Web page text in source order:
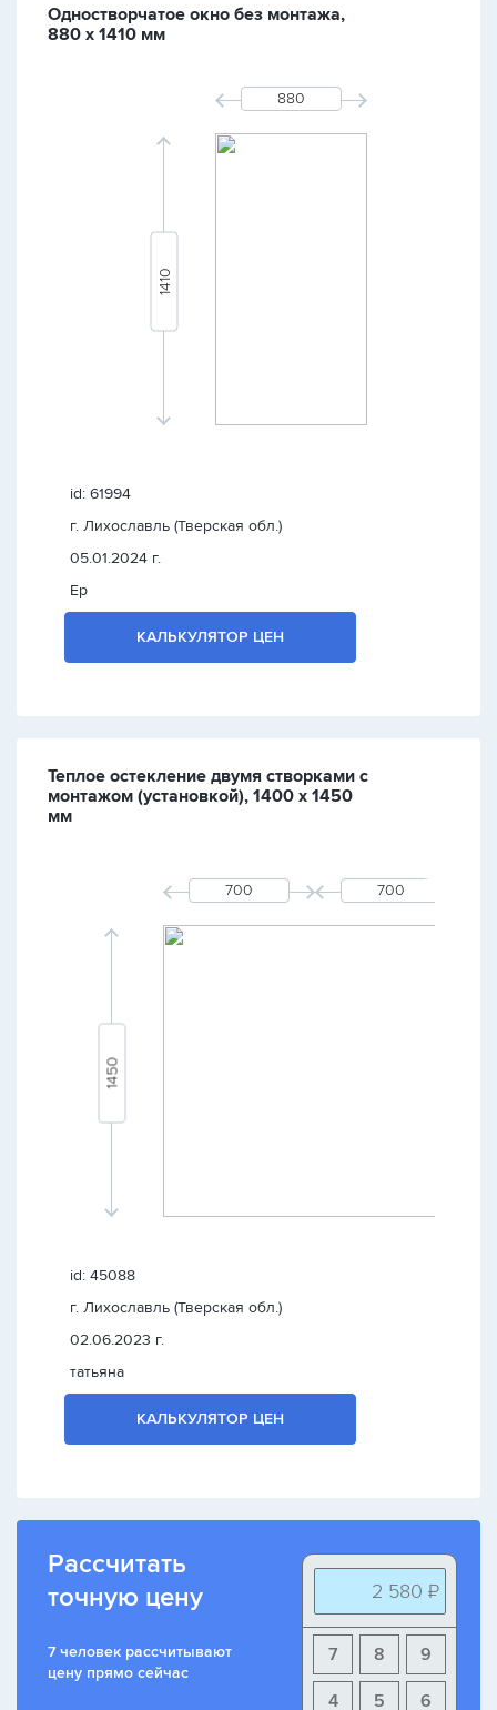
Одностворчатое окно без монтажа,
880 х 1410 мм
id: 61994
г. Лихославль (Тверская обл.)
05.01.2024 г.
Ер
КАЛЬКУЛЯТОР ЦЕН
Теплое остекление двумя створками с
монтажом (установкой), 1400 х 1450
мм
id: 45088
г. Лихославль (Тверская обл.)
02.06.2023 г.
татьяна
КАЛЬКУЛЯТОР ЦЕН
Рассчитать
точную цену
7 человек рассчитывают
цену прямо сейчас
2 580 ₽
9
8
7
6
5
4